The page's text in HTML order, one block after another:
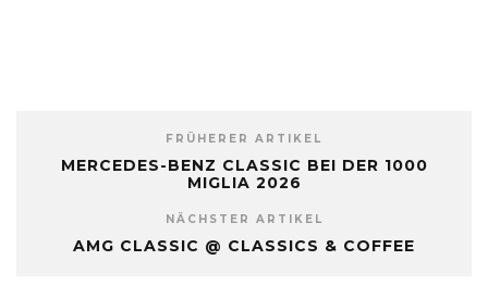
FRÜHERER ARTIKEL
MERCEDES-BENZ CLASSIC BEI DER 1000
MIGLIA 2026
NÄCHSTER ARTIKEL
AMG CLASSIC @ CLASSICS & COFFEE